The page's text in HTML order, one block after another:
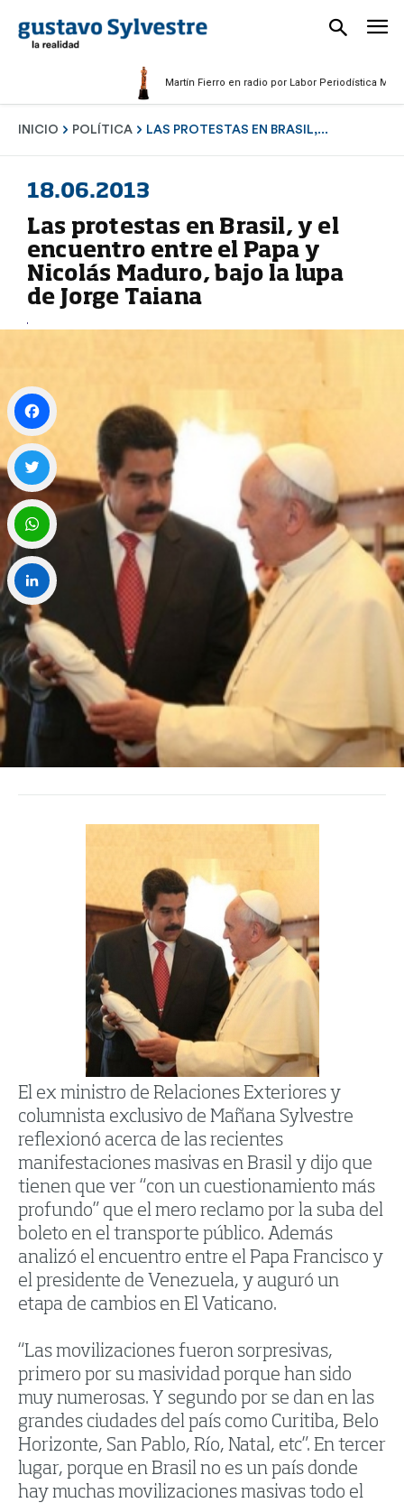
Martín Fierro en radio por Labor Periodística Masculina
INICIO POLÍTICA LAS PROTESTAS EN BRASIL,...
18.06.2013
Las protestas en Brasil, y el
encuentro entre el Papa y
Nicolás Maduro, bajo la lupa
de Jorge Taiana
El ex ministro de Relaciones Exteriores y
columnista exclusivo de Mañana Sylvestre
reflexionó acerca de las recientes
manifestaciones masivas en Brasil y dijo que
tienen que ver “con un cuestionamiento más
profundo” que el mero reclamo por la suba del
boleto en el transporte público. Además
analizó el encuentro entre el Papa Francisco y
el presidente de Venezuela, y auguró un
etapa de cambios en El Vaticano.
“Las movilizaciones fueron sorpresivas,
primero por su masividad porque han sido
muy numerosas. Y segundo por se dan en las
grandes ciudades del país como Curitiba, Belo
Horizonte, San Pablo, Río, Natal, etc”. En tercer
lugar, porque en Brasil no es un país donde
hay muchas movilizaciones masivas todo el
Facebook
Twitter
WhatsApp
LinkedIn